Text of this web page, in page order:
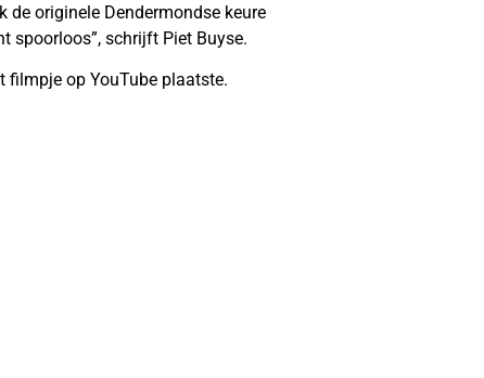
de originele Dendermondse keure
spoorloos”, schrijft Piet Buyse.
filmpje op YouTube plaatste.